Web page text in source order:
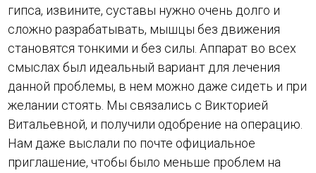
гипса, извините, суставы нужно очень долго и
сложно разрабатывать, мышцы без движения
становятся тонкими и без силы. Аппарат во всех
смыслах был идеальный вариант для лечения
данной проблемы, в нем можно даже сидеть и при
желании стоять. Мы связались с Викторией
Витальевной, и получили одобрение на операцию.
Нам даже выслали по почте официальное
приглашение, чтобы было меньше проблем на